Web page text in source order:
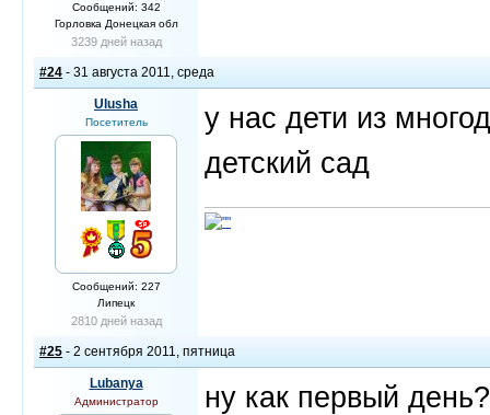
Сообщений: 342
Горловка Донецкая обл
3239 дней назад
#24 - 31 августа 2011, среда
Ulusha
Посетитель
Сообщений: 227
Липецк
2810 дней назад
у нас дети из
детский сад
#25 - 2 сентября 2011, пятница
Lubanya
Администратор ну как первый день?